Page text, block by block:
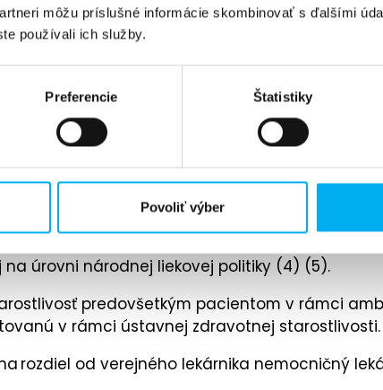
môžu príslušné informácie skombinovať s ďalšími
používali ich služby.
Preferencie Štatistiky
Povoliť výber
farmaceutov, ktoré vedú k optimalizácii
nákladovo efektívnej farmakoterapie v
úrovni národnej liekovej politiky (4) (5).
predovšetkým pacientom v rámci
v rámci ústavnej zdravotnej starostlivosti.
rozdiel od verejného lekárnika nemocničný